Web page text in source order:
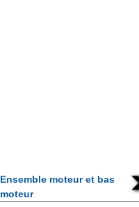
Ensemble moteur et bas
moteur